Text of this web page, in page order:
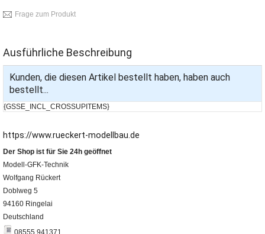
Frage zum Produkt
Ausführliche Beschreibung
Kunden, die diesen Artikel bestellt haben, haben auch
bestellt...
{GSSE_INCL_CROSSUPITEMS}
https://www.rueckert-modellbau.de
Der Shop ist für Sie 24h geöffnet
Modell-GFK-Technik
Wolfgang Rückert
Doblweg 5
94160 Ringelai
Deutschland
08555 941371